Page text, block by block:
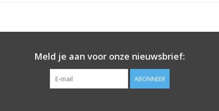
Meld je aan voor onze nieuwsbrief:
ABONNEER